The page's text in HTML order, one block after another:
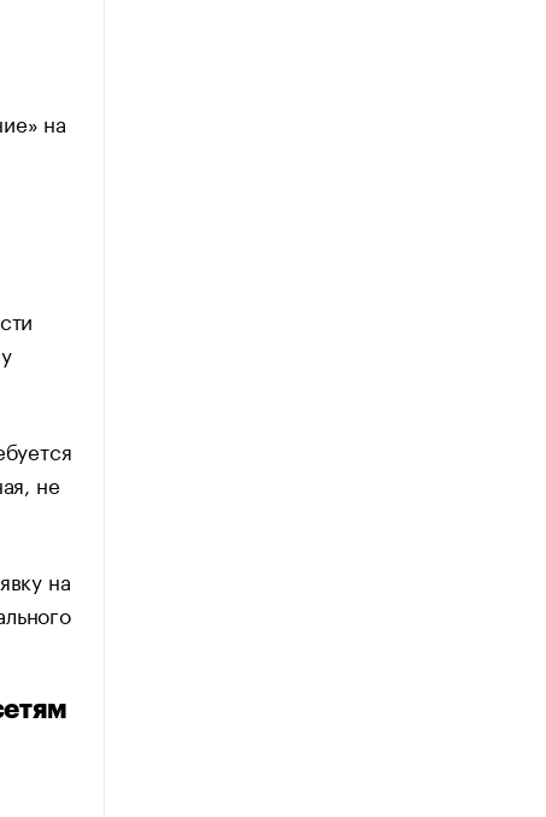
на
не
на